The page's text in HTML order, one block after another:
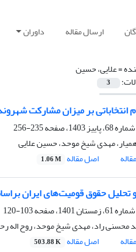
ارسال مقاله داوران
=علایی، حسین
3
انتخاباتی بر میزان مشارکت
235-256
مهدی شیخ موحد، حسین علایی
اصل مقاله 1.06 M
حقوق قومیت‌های ایران
103-120
محسنی راد، مهدی شیخ موحد، روح اله
اصل مقاله 503.88 K